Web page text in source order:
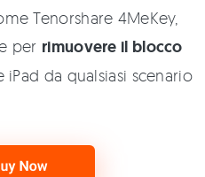
Tenorshare 4MeKey,
per rimuovere il blocco
iPad da qualsiasi scenario